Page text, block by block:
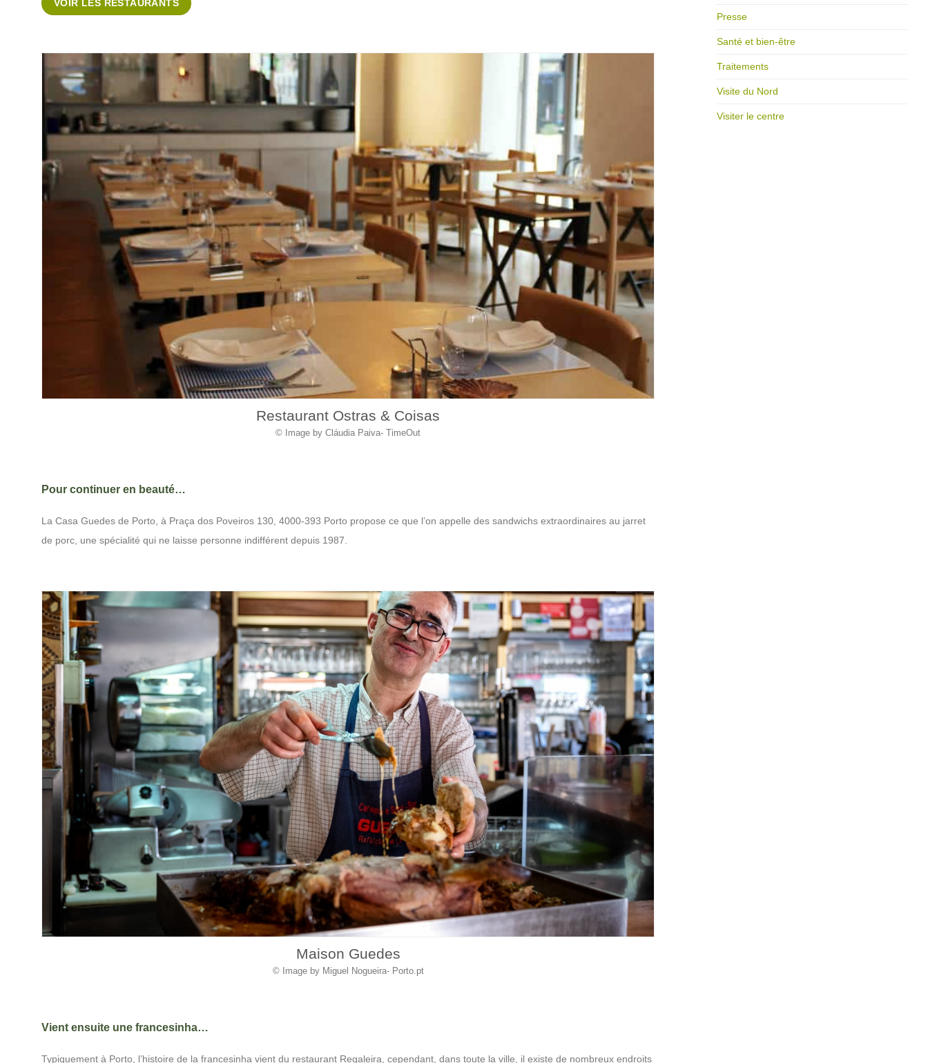
VOIR LES RESTAURANTS
Restaurant Ostras & Coisas
© Image by Cláudia Paiva- TimeOut
Pour continuer en beauté…
La Casa Guedes de Porto, à Praça dos Poveiros 130, 4000-393 Porto propose ce que l’on appelle des sandwichs extraordinaires au jarret
de porc, une spécialité qui ne laisse personne indifférent depuis 1987.
Maison Guedes
© Image by Miguel Nogueira- Porto.pt
Vient ensuite une francesinha…
Typiquement à Porto, l’histoire de la francesinha vient du restaurant Regaleira, cependant, dans toute la ville, il existe de nombreux endroits
Presse
Santé et bien-être
Traitements
Visite du Nord
Visiter le centre